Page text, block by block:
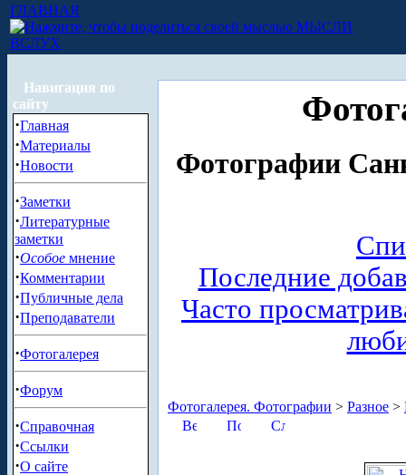
ГЛАВНАЯ
МЫСЛИ
ВСЛУХ
Навигация по
сайту
·Главная
·Материалы
·Новости
·Заметки
·Литературные
заметки
·Особое мнение
·Комментарии
·Публичные дела
·Преподаватели
·Фотогалерея
·Форум
·Справочная
·Ссылки
·О сайте
Фотографии
Последние
Часто
Фотогалерея. Фотографии > Разное >